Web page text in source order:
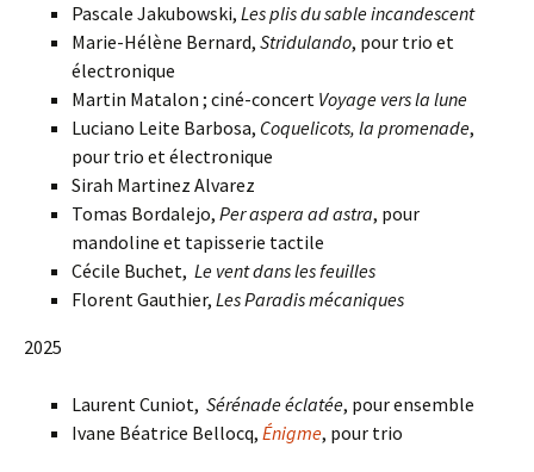
Pascale Jakubowski, Les plis du sable incandescent
Marie-Hélène Bernard, Stridulando, pour trio et
électronique
Martin Matalon ; ciné-concert Voyage vers la lune
Luciano Leite Barbosa, Coquelicots, la promenade,
pour trio et électronique
Sirah Martinez Alvarez
Tomas Bordalejo, Per aspera ad astra, pour
mandoline et tapisserie tactile
Cécile Buchet, Le vent dans les feuilles
Florent Gauthier, Les Paradis mécaniques
2025
Laurent Cuniot, Sérénade éclatée, pour ensemble
Ivane Béatrice Bellocq, Énigme, pour trio